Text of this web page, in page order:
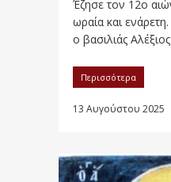
Έζησε τον 12ο
ωραία και
ο βασιλιάς
Περισσότερα
13 Αυγούστου 2025